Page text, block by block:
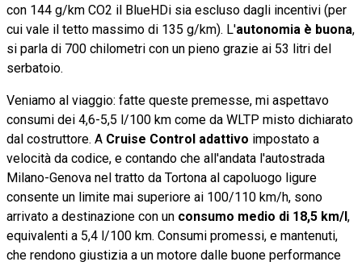
con 144 g/km CO2 il BlueHDi sia escluso dagli incentivi (per
cui vale il tetto massimo di 135 g/km). L'autonomia è buona,
si parla di 700 chilometri con un pieno grazie ai 53 litri del
serbatoio.
Veniamo al viaggio: fatte queste premesse, mi aspettavo
consumi dei 4,6-5,5 l/100 km come da WLTP misto dichiarato
dal costruttore. A Cruise Control adattivo impostato a
velocità da codice, e contando che all'andata l'autostrada
Milano-Genova nel tratto da Tortona al capoluogo ligure
consente un limite mai superiore ai 100/110 km/h, sono
arrivato a destinazione con un consumo medio di 18,5 km/l ,
equivalenti a 5,4 l/100 km. Consumi promessi, e mantenuti,
che rendono giustizia a un motore dalle buone performance